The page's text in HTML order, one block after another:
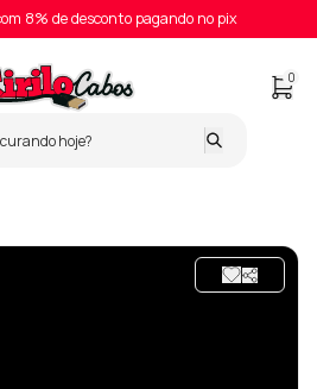
8% de desconto pagando no pix
0